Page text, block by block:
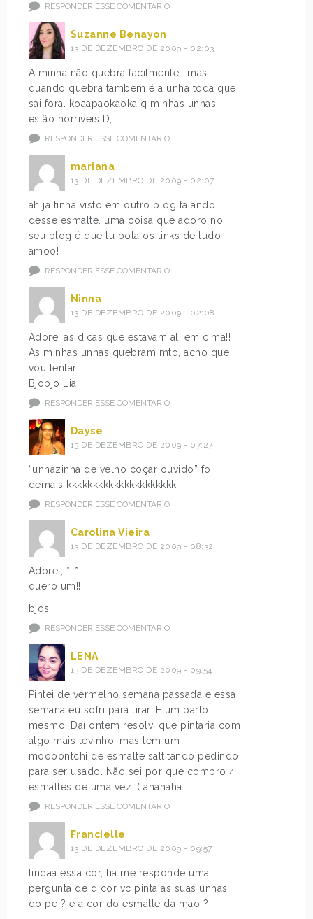
RESPONDER ESSE COMENTÁRIO
Suzanne Benayon
13 DE DEZEMBRO DE 2009 - 02:03
A minha não quebra facilmente… mas
quando quebra tambem é a unha toda que
sai fora. koaapaokaoka q minhas unhas
estão horriveis D;
RESPONDER ESSE COMENTÁRIO
mariana
13 DE DEZEMBRO DE 2009 - 02:07
ah ja tinha visto em outro blog falando
desse esmalte. uma coisa que adoro no
seu blog é que tu bota os links de tudo
amoo!
RESPONDER ESSE COMENTÁRIO
Ninna
13 DE DEZEMBRO DE 2009 - 02:08
Adorei as dicas que estavam ali em cima!!
As minhas unhas quebram mto, acho que
vou tentar!
Bjobjo Lia!
RESPONDER ESSE COMENTÁRIO
Dayse
13 DE DEZEMBRO DE 2009 - 07:27
“unhazinha de velho coçar ouvido” foi
demais kkkkkkkkkkkkkkkkkkkkk
RESPONDER ESSE COMENTÁRIO
Carolina Vieira
13 DE DEZEMBRO DE 2009 - 08:32
Adorei, *-*
quero um!!
bjos
RESPONDER ESSE COMENTÁRIO
LENA
13 DE DEZEMBRO DE 2009 - 09:54
Pintei de vermelho semana passada e essa
semana eu sofri para tirar. É um parto
mesmo. Daí ontem resolvi que pintaria com
algo mais levinho, mas tem um
moooontchi de esmalte saltitando pedindo
para ser usado. Não sei por que compro 4
esmaltes de uma vez ;( ahahaha
RESPONDER ESSE COMENTÁRIO
Francielle
13 DE DEZEMBRO DE 2009 - 09:57
lindaa essa cor, lia me responde uma
pergunta de q cor vc pinta as suas unhas
do pe ? e a cor do esmalte da mao ?